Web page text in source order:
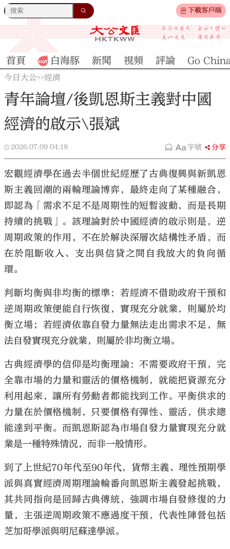
下載客戶端
大公文匯
首頁 白海豚 新聞 視頻 評論 Go
今日大公>>經濟
青年論壇/後凱恩斯主義對中國
經濟的啟示\張斌
2026.07.09 04:18 字號 分享
宏觀經濟學在過去半個世紀經歷了古典復興與新凱恩
斯主義回潮的兩輪理論博弈，最終走向了某種融合，
即認為「需求不足不是周期性的短暫波動，而是長期
持續的挑戰」。該理論對於中國經濟的啟示則是，逆
周期政策的作用，不在於解決深層次結構性矛盾，而
在於阻斷收入、支出與信貸之間自我放大的負向循
環。
判斷均衡與非均衡的標準：若經濟不借助政府干預和
逆周期政策便能自行恢復，實現充分就業，則屬於均
衡立場；若經濟依靠自發力量無法走出需求不足，無
法自發實現充分就業，則屬於非均衡立場。
古典經濟學的信仰是均衡理論：不需要政府干預，完
全靠市場的力量和靈活的價格機制，就能把資源充分
利用起來，讓所有勞動者都能找到工作。平衡供求的
力量在於價格機制，只要價格有彈性、靈活，供求總
能達到平衡。而凱恩斯認為市場自發力量實現充分就
業是一種特殊情況，而非一般情形。
到了上世紀70年代至90年代，貨幣主義、理性預期學
派與真實經濟周期理論輪番向凱恩斯主義發起挑戰，
其共同指向是回歸古典傳統，強調市場自發修復的力
量，主張逆周期政策不應過度干預，代表性陣營包括
芝加哥學派與明尼蘇達學派。